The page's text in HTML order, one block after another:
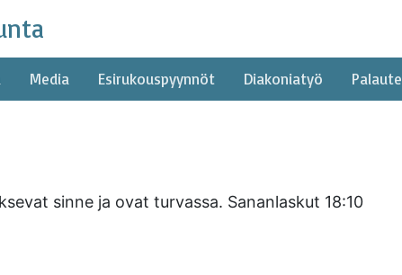
Media Esirukouspyynnöt Diakoniatyö Palaute
sinne ja ovat turvassa. Sananlaskut 18:10